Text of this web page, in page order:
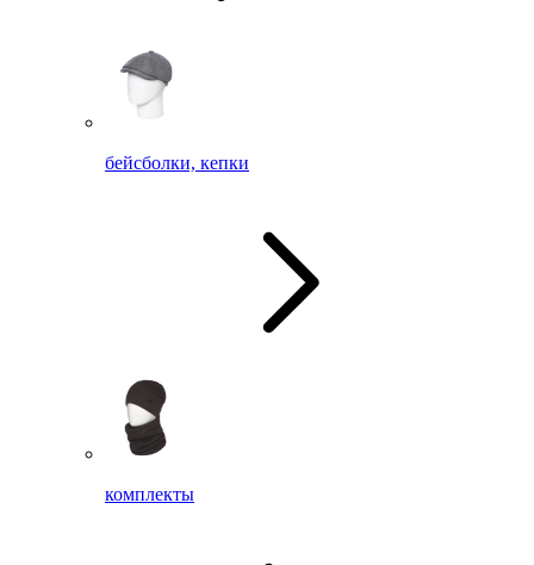
бейсболки, кепки
комплекты